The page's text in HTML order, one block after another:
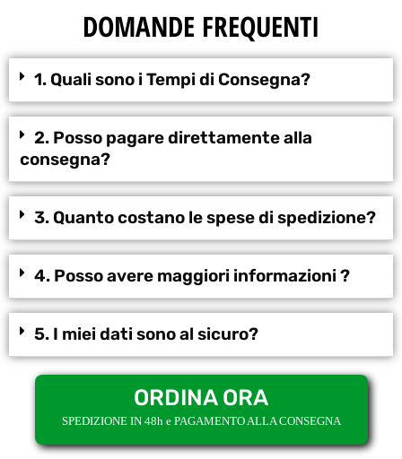
DOMANDE FREQUENTI
1. Quali sono i Tempi di Consegna?
2. Posso pagare direttamente alla
consegna?
3. Quanto costano le spese di spedizione?
4. Posso avere maggiori informazioni ?
5. I miei dati sono al sicuro?
ORDINA ORA
SPEDIZIONE IN 48h e PAGAMENTO ALLA CONSEGNA